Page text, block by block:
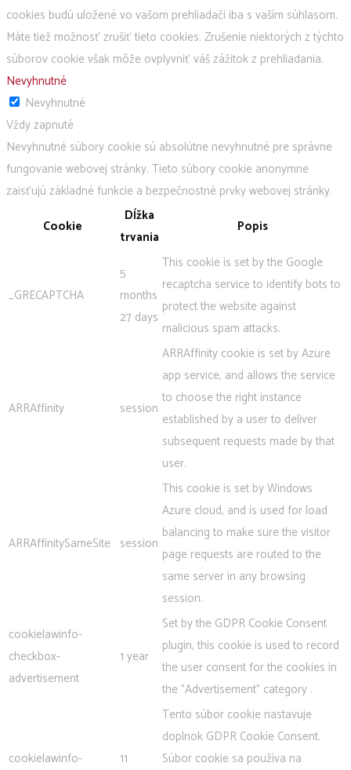
cookies budú uložené vo vašom prehliadači iba s vaším súhlasom.
Máte tiež možnosť zrušiť tieto cookies. Zrušenie niektorých z týchto
súborov cookie však môže ovplyvniť váš zážitok z prehliadania.
Nevyhnutné
Nevyhnutné
Vždy zapnuté
Nevyhnutné súbory cookie sú absolútne nevyhnutné pre správne
fungovanie webovej stránky. Tieto súbory cookie anonymne
zaisťujú základné funkcie a bezpečnostné prvky webovej stránky.
Cookie
Dĺžka
trvania
Popis
_GRECAPTCHA
5
months
27 days
This cookie is set by the Google
recaptcha service to identify bots to
protect the website against
malicious spam attacks.
ARRAffinity session
ARRAffinity cookie is set by Azure
app service, and allows the service
to choose the right instance
established by a user to deliver
subsequent requests made by that
user.
ARRAffinitySameSite session
This cookie is set by Windows
Azure cloud, and is used for load
balancing to make sure the visitor
page requests are routed to the
same server in any browsing
session.
cookielawinfo-
checkbox-
advertisement
1 year
Set by the GDPR Cookie Consent
plugin, this cookie is used to record
the user consent for the cookies in
the "Advertisement" category .
cookielawinfo-
11
Tento súbor cookie nastavuje
doplnok GDPR Cookie Consent.
Súbor cookie sa používa na